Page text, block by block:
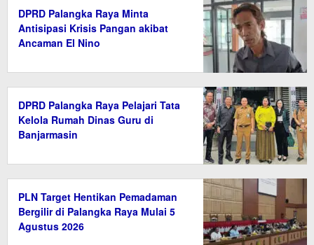
DPRD Palangka Raya Minta
Antisipasi Krisis Pangan akibat
Ancaman El Nino
DPRD Palangka Raya Pelajari Tata
Kelola Rumah Dinas Guru di
Banjarmasin
PLN Target Hentikan Pemadaman
Bergilir di Palangka Raya Mulai 5
Agustus 2026